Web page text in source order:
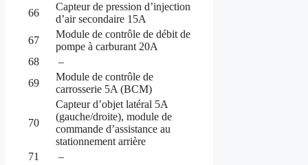
66
Capteur de pression d’injection
d’air secondaire 15A
67
Module de contrôle de débit de
pompe à carburant 20A
68
–
69
Module de contrôle de
carrosserie 5A (BCM)
70
Capteur d’objet latéral 5A
(gauche/droite), module de
commande d’assistance au
stationnement arrière
71
–